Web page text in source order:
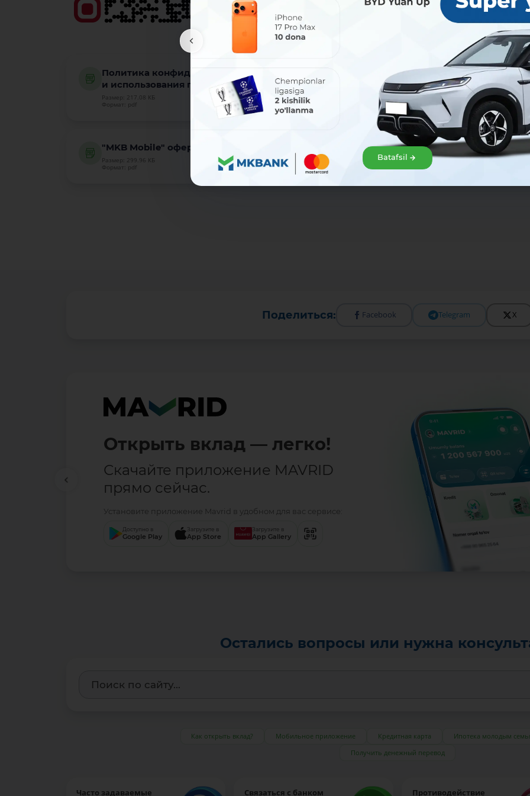
Политика конфиденциальности «МКБ Мобайл», условия обработки
и использования персональных данных
Размер: 217.08 КБ
Формат: pdf
Скачать файл
"MKB Mobile" оферта по депозитам
Размер: 299.96 КБ
Формат: pdf
Скачать файл
Поделиться: Facebook Telegram X
Открыть вклад — легко!
Скачайте приложение MAVRID
прямо сейчас.
Установите приложение Mavrid в удобном для вас сервисе:
Доступно в
Google Play
Загрузите в
App Store
Загрузите в
App Gallery
Остались вопросы или нужна
Как открыть вклад? Мобильное приложение Кредитная карта
Ипотека молодым
Получить денежный перевод
Часто задаваемые Связаться с банком Противодействие
Batafsil